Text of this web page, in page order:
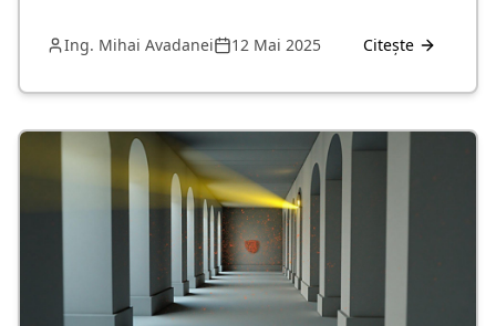
Ing. Mihai Avadanei 12 Mai 2025 Citește